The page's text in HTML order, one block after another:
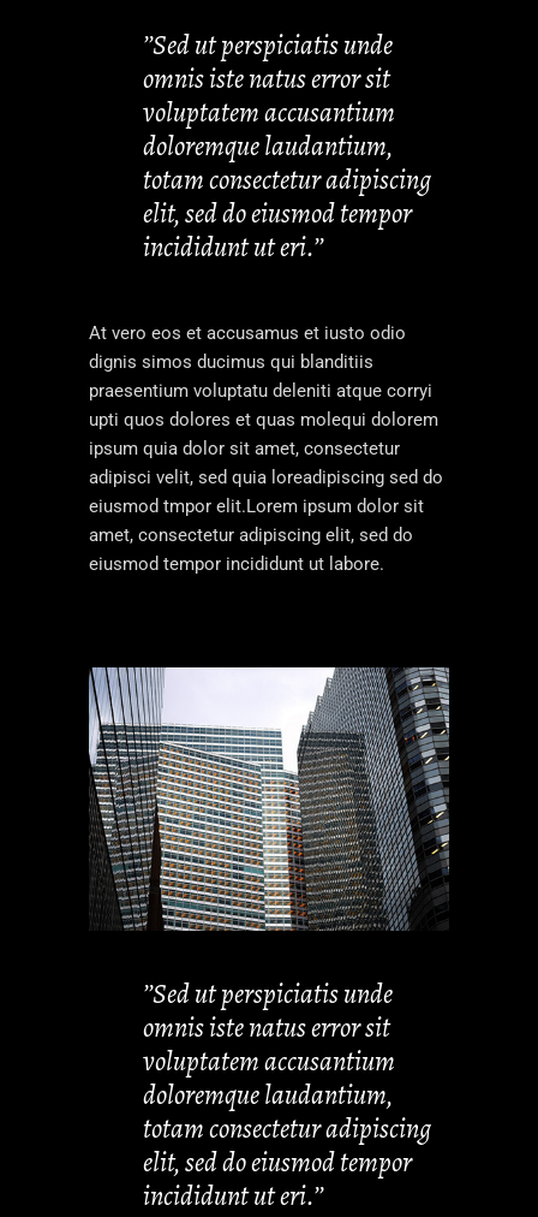
’’Sed ut perspiciatis unde
omnis iste natus error sit
voluptatem accusantium
doloremque laudantium,
totam consectetur adipiscing
elit, sed do eiusmod tempor
incididunt ut eri.’’
At vero eos et accusamus et iusto odio
dignis simos ducimus qui blanditiis
praesentium voluptatu deleniti atque corryi
upti quos dolores et quas molequi dolorem
ipsum quia dolor sit amet, consectetur
adipisci velit, sed quia loreadipiscing sed do
eiusmod tmpor elit.Lorem ipsum dolor sit
amet, consectetur adipiscing elit, sed do
eiusmod tempor incididunt ut labore.
’’Sed ut perspiciatis unde
omnis iste natus error sit
voluptatem accusantium
doloremque laudantium,
totam consectetur adipiscing
elit, sed do eiusmod tempor
incididunt ut eri.’’